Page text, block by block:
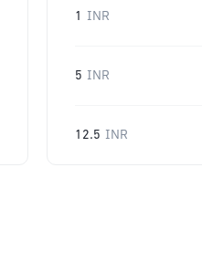
1 INR
5 INR
12.5 INR